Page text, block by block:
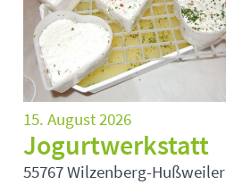
15. August 2026
Jogurtwerkstatt
55767 Wilzenberg-Hußweiler